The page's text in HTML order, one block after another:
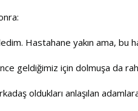
Hastahane yakın ama, bu
geldiğimiz için dolmuşa da
oldukları anlaşılan